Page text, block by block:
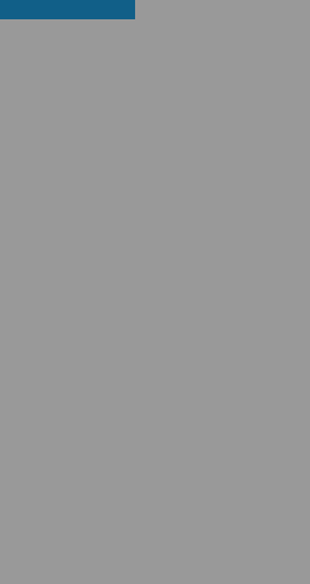
vous nous transmettez volontairement
à des tiers hormis pour la
sont conformes à la Loi Informatique
n'entraîne aucune conséquence
coordonnées déclarées par l’acheteur
de vos données en nous adressant une
limité. Des précautions techniques et
de sécurité, après suppression des
d’utilisation. En cas de contestation
pour connaître de ce litige.